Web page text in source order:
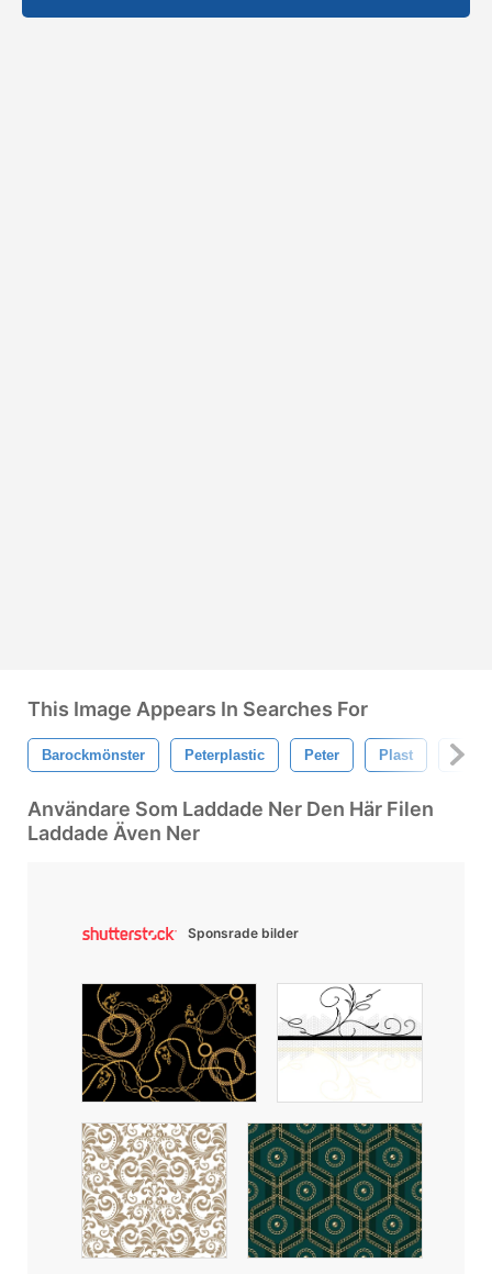
This Image Appears In Searches For
Barockmönster Peterplastic Peter Plast
Användare Som Laddade Ner Den Här Filen
Laddade Även Ner
Sponsrade bilder